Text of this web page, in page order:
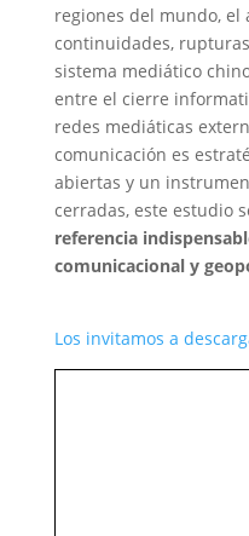
regiones del mundo, el
continuidades,
sistema mediático
entre el cierre
redes mediáticas
comunicación es
abiertas y un
cerradas, este estudio
referencia
comunicacional y
Los invitamos a